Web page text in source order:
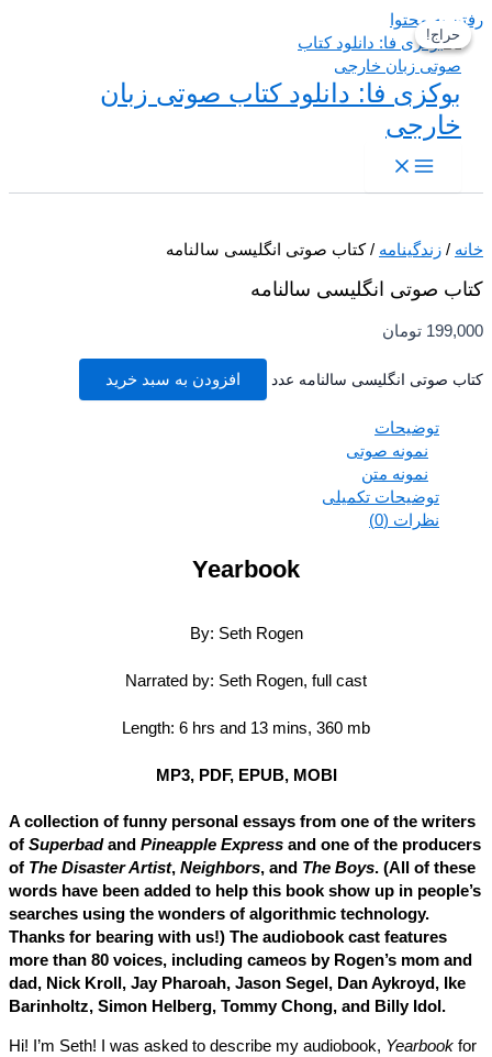
به محتوا
بوکزی فا: دانلود کتاب صوتی زبان
خارجی
/زندگینامه/ کتاب صوتی انگلیسی سالنامه
صوتی انگلیسی سالنامه
تومان
صوتی انگلیسی سالنامه عدد افزودن به سبد خرید
توضیحات
نمونه صوتی
نمونه متن
توضیحات تکمیلی
نظرات (0)
Yearbook
By: Seth Rogen
Narrated by: Seth Rogen, full cast
Length: 6 hrs and 13 mins, 360 mb
MP3, PDF, EPUB, MOBI
A collection of funny personal essays from one of the
ofSuperbad andPineapple Express and one of the
of The Disaster Artist,Neighbors, and The Boys
. (All of
words have been added to help this book show up in
searches using the wonders of algorithmic technology.
Thanks for bearing with us!) The audiobook cast features
more than 80 voices, including cameos by Rogen’s mom
dad, Nick Kroll, Jay Pharoah, Jason Segel, Dan Aykroyd,
Barinholtz, Simon Helberg, Tommy Chong, and Billy Idol.
Hi! I’m Seth! I was asked to describe my audiobook,Yearbook
حراج!
حراج!